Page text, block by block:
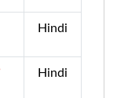
Hindi
Hindi